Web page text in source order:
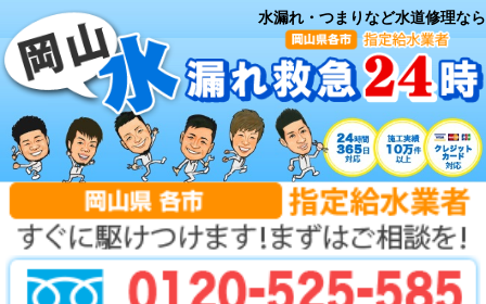
水漏れ・つまりなど水道修理なら